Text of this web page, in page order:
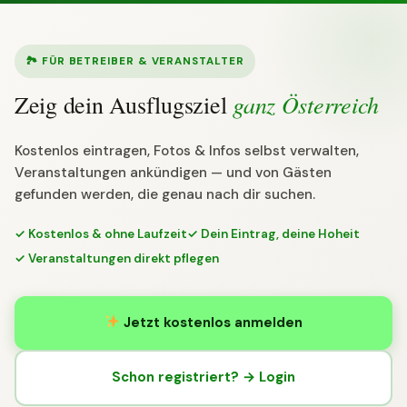
🏞 FÜR BETREIBER & VERANSTALTER
Zeig dein Ausflugsziel ganz Österreich
Kostenlos eintragen, Fotos & Infos selbst verwalten,
Veranstaltungen ankündigen — und von Gästen
gefunden werden, die genau nach dir suchen.
✓ Kostenlos & ohne Laufzeit✓ Dein Eintrag, deine Hoheit
✓ Veranstaltungen direkt pflegen
Jetzt kostenlos anmelden
Schon registriert? → Login